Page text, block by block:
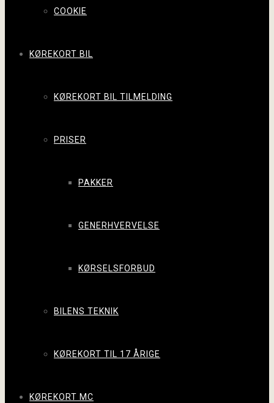
COOKIE
KØREKORT BIL
KØREKORT BIL TILMELDING
PRISER
PAKKER
GENERHVERVELSE
KØRSELSFORBUD
BILENS TEKNIK
KØREKORT TIL 17 ÅRIGE
KØREKORT MC